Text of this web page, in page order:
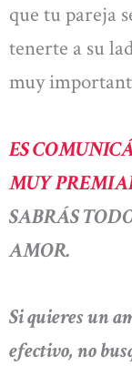
que tu pareja
tenerte a su
muy
ES
MUY
SABRÁS
AMOR.
Si quieres un
efectivo, no